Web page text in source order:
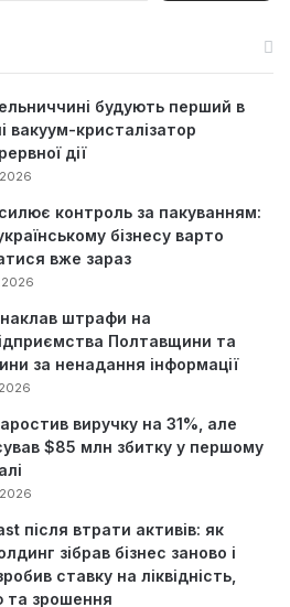
будують перший в
вакуум-кристалізатор
дії
контроль за пакуванням:
бізнесу варто
вже зараз
штрафи на
Полтавщини та
за ненадання інформації
виручку на 31%, але
$85 млн збитку у першому
після втрати активів: як
зібрав бізнес заново і
ставку на ліквідність,
та зрошення